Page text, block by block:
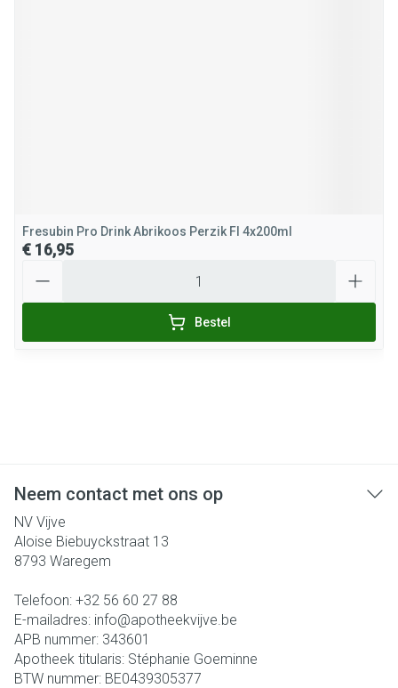
Fresubin Pro Drink Abrikoos Perzik Fl 4x200ml
€ 16,95
Bestel
Neem contact met ons op
NV Vijve
Aloise Biebuyckstraat 13
8793 Waregem
Telefoon: +32 56 60 27 88
E-mailadres: info@apotheekvijve.be
APB nummer: 343601
Apotheek titularis: Stéphanie Goeminne
BTW nummer: BE0439305377